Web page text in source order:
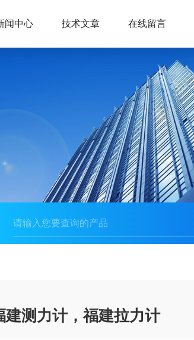
闻中心 技术文章 在线留言
建测力计，福建拉力计